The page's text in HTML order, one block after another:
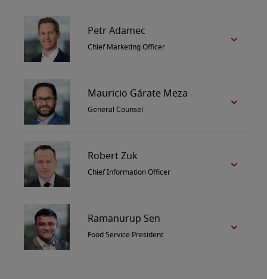
Petr Adamec
Chief Marketing Officer
Mauricio Gárate Meza
General Counsel
Robert Żuk
Chief Information Officer
Ramanurup Sen
Food Service President